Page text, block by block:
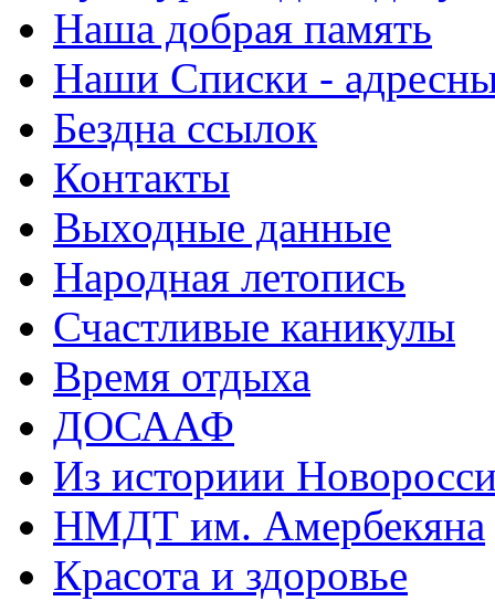
Наша добрая память
Наши Списки -
Бездна ссылок
Контакты
Выходные данные
Народная летопись
Счастливые каникулы
Время отдыха
ДОСААФ
Из историии
НМДТ им. Амербекяна
Красота и здоровье